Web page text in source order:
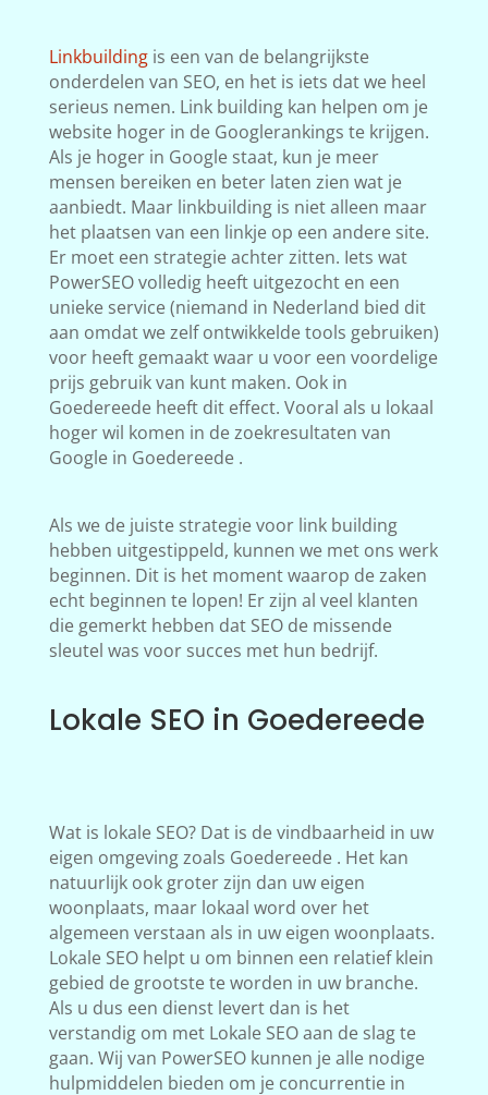
Linkbuildingis een van de belangrijkste
onderdelen van SEO, en het is iets dat we heel
serieus nemen. Link building kan helpen om je
website hoger in de Googlerankings te krijgen.
Als je hoger in Google staat, kun je meer
mensen bereiken en beter laten zien wat je
aanbiedt. Maar linkbuilding is niet alleen maar
het plaatsen van een linkje op een andere site.
Er moet een strategie achter zitten. Iets wat
PowerSEO volledig heeft uitgezocht en een
unieke service (niemand in Nederland bied dit
aan omdat we zelf ontwikkelde tools gebruiken)
voor heeft gemaakt waar u voor een voordelige
prijs gebruik van kunt maken. Ook in
Goedereede heeft dit effect. Vooral als u lokaal
hoger wil komen in de zoekresultaten van
Google in Goedereede .
Als we de juiste strategie voor link building
hebben uitgestippeld, kunnen we met ons werk
beginnen. Dit is het moment waarop de zaken
echt beginnen te lopen! Er zijn al veel klanten
die gemerkt hebben dat SEO de missende
sleutel was voor succes met hun bedrijf.
Lokale SEO in Goedereede
Wat is lokale SEO? Dat is de vindbaarheid in uw
eigen omgeving zoals Goedereede . Het kan
natuurlijk ook groter zijn dan uw eigen
woonplaats, maar lokaal word over het
algemeen verstaan als in uw eigen woonplaats.
Lokale SEO helpt u om binnen een relatief klein
gebied de grootste te worden in uw branche.
Als u dus een dienst levert dan is het
verstandig om met Lokale SEO aan de slag te
gaan. Wij van PowerSEO kunnen je alle nodige
hulpmiddelen bieden om je concurrentie in